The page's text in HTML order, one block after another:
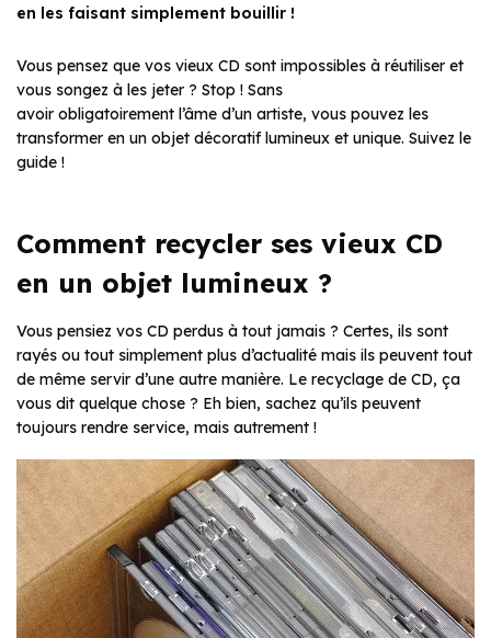
en les faisant simplement bouillir !
Vous pensez que vos vieux CD sont impossibles à réutiliser et
vous songez à les jeter ? Stop ! Sans
avoir obligatoirement l’âme d’un artiste, vous pouvez les
transformer en un objet décoratif lumineux et unique. Suivez le
guide !
Comment recycler ses vieux CD
en un objet lumineux ?
Vous pensiez vos CD perdus à tout jamais ? Certes, ils sont
rayés ou tout simplement plus d’actualité mais ils peuvent tout
de même servir d’une autre manière. Le recyclage de CD, ça
vous dit quelque chose ? Eh bien, sachez qu’ils peuvent
toujours rendre service, mais autrement !